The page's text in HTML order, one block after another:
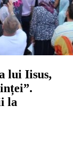
lui Iisus,
la